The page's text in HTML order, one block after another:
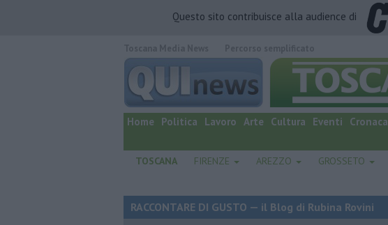
Questo sito contribuisce alla audience di
quotidiano online.
Home Politica Lavoro Arte Cultura Eventi Cronaca
TOSCANA FIRENZE AREZZO GROSSETO
RACCONTARE DI GUSTO — il Blog di Rubina Rovini